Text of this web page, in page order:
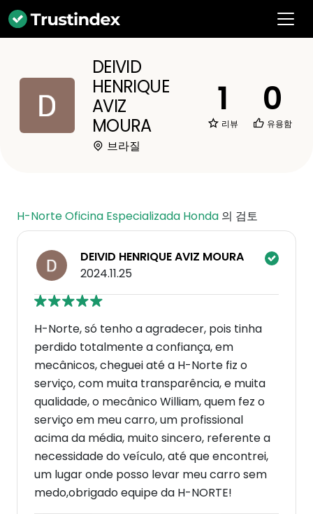
DEIVID
HENRIQUE
AVIZ
MOURA
브라질
1
리뷰
0
유용함
H-Norte Oficina Especializada Honda 의 검토
DEIVID HENRIQUE AVIZ MOURA
2024.11.25
H-Norte, só tenho a agradecer, pois tinha
perdido totalmente a confiança, em
mecânicos, cheguei até a H-Norte fiz o
serviço, com muita transparência, e muita
qualidade, o mecânico William, quem fez o
serviço em meu carro, um profissional
acima da média, muito sincero, referente a
necessidade do veículo, até que encontrei,
um lugar onde posso levar meu carro sem
medo,obrigado equipe da H-NORTE!